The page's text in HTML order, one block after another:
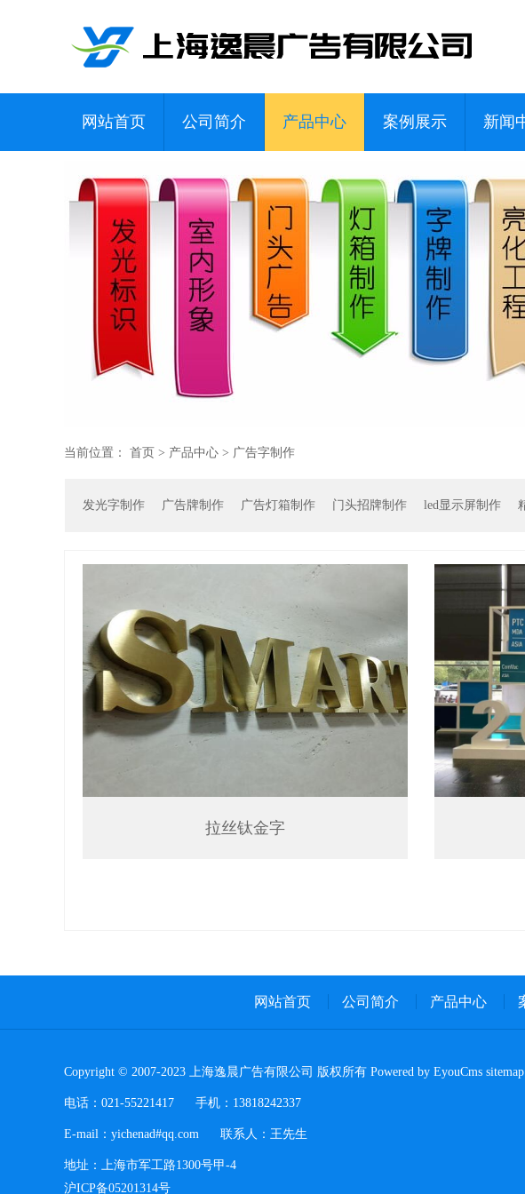
网站首页 公司简介 产品中心 案例展示 新闻
当前位置： 首页 > 产品中心 > 广告字制作
发光字制作 广告牌制作 广告灯箱制作 门头招牌制作 led显示屏制作
拉丝钛金字
网站首页 公司简介 产品中心
Copyright © 2007-2023 上海逸晨广告有限公司 版权所有 Powered by EyouCms sitemap
电话：021-55221417 手机：13818242337
E-mail：yichenad#qq.com 联系人：王先生
地址：上海市军工路1300号甲-4
沪ICP备05201314号